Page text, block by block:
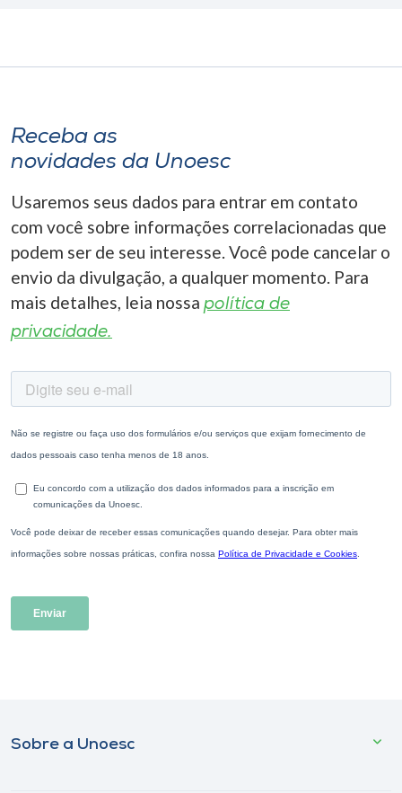
Receba as
novidades da Unoesc
Usaremos seus dados para entrar em contato
com você sobre informações correlacionadas que
podem ser de seu interesse. Você pode cancelar o
envio da divulgação, a qualquer momento. Para
mais detalhes, leia nossa política de
privacidade.
Sobre a Unoesc